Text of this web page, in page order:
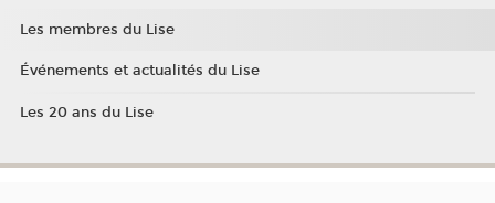
Les membres du Lise
Événements et actualités du Lise
Les 20 ans du Lise